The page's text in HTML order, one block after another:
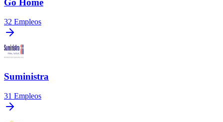
Go Home
32 Empleos
Suministra
31 Empleos